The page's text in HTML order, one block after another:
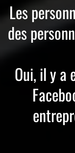
Les
des
Oui, il y a